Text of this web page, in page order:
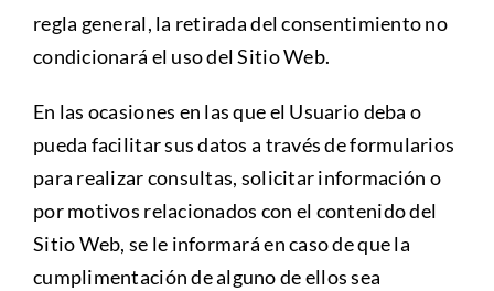
regla general, la retirada del consentimiento no
condicionará el uso del Sitio Web.
En las ocasiones en las que el Usuario deba o
pueda facilitar sus datos a través de formularios
para realizar consultas, solicitar información o
por motivos relacionados con el contenido del
Sitio Web, se le informará en caso de que la
cumplimentación de alguno de ellos sea